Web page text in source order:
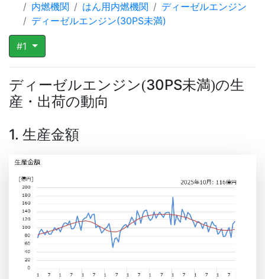
内燃機関
はん用内燃機関
ディーゼルエンジン
ディーゼルエンジン(30PS未満)
#1
ディーゼルエンジン(30PS未満)の生
産・出荷の動向
1. 生産金額